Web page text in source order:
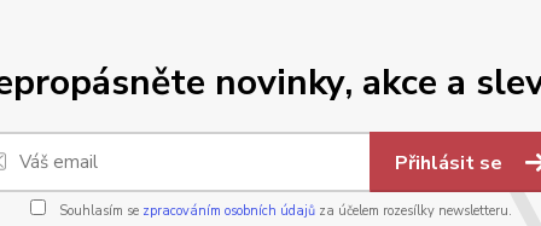
novinky, akce a
Přihlásit se
Souhlasím se zpracováním osobních údajůza účelem rozesílky newsletteru.